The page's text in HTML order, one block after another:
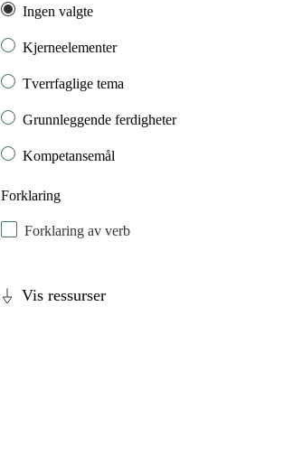
Ingen valgte
Kjerneelementer
Tverrfaglige tema
Grunnleggende ferdigheter
Kompetansemål
Forklaring
Forklaring av verb
Vis ressurser